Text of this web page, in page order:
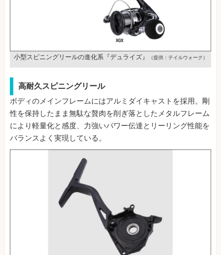
小型スピニングリールの進化系『デュライズ』 （提供：テイルウォーク）
高耐久スピニングリール
ボディのメインフレームにはアルミダイキャストを採用。剛
性を保持したまま無駄な贅肉を削ぎ落としたメタルフレーム
により軽量化と感度、力強いパワー伝達とリーリング性能を
バランスよく実現している。